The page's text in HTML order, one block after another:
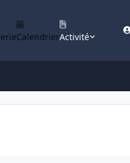
CalendrierActivité